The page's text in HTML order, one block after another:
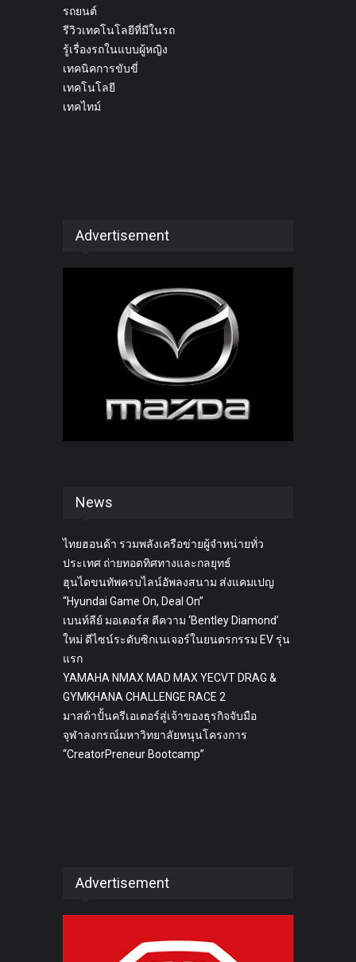
รถยนต์
รีวิวเทคโนโลยีที่มีในรถ
รู้เรื่องรถในแบบผู้หญิง
เทคนิคการขับขี่
เทคโนโลยี
เทคไทม์
Advertisement
News
ไทยฮอนด้า รวมพลังเครือข่ายผู้จำหน่ายทั่ว
ประเทศ ถ่ายทอดทิศทางและกลยุทธ์
ฮุนไดขนทัพครบไลน์อัพลงสนาม ส่งแคมเปญ
“Hyundai Game On, Deal On”
เบนท์ลีย์ มอเตอร์ส ตีความ ‘Bentley Diamond’
ใหม่ ดีไซน์ระดับซิกเนเจอร์ในยนตรกรรม EV รุ่น
แรก
YAMAHA NMAX MAD MAX YECVT DRAG &
GYMKHANA CHALLENGE RACE 2
มาสด้าปั้นครีเอเตอร์สู่เจ้าของธุรกิจจับมือ
จุฬาลงกรณ์มหาวิทยาลัยหนุนโครงการ
“CreatorPreneur Bootcamp”
Advertisement